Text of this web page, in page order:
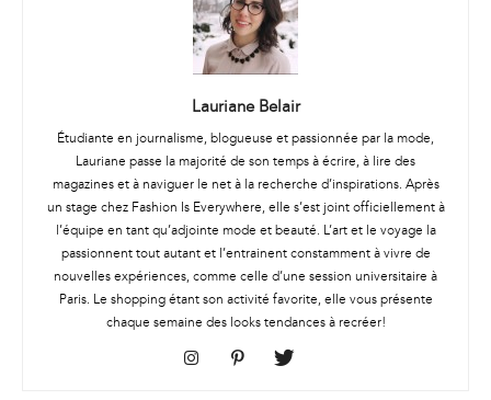
Lauriane Belair
Étudiante en journalisme, blogueuse et passionnée par la mode,
Lauriane passe la majorité de son temps à écrire, à lire des
magazines et à naviguer le net à la recherche d’inspirations. Après
un stage chez Fashion Is Everywhere, elle s’est joint officiellement à
l’équipe en tant qu’adjointe mode et beauté. L’art et le voyage la
passionnent tout autant et l’entrainent constamment à vivre de
nouvelles expériences, comme celle d’une session universitaire à
Paris. Le shopping étant son activité favorite, elle vous présente
chaque semaine des looks tendances à recréer!